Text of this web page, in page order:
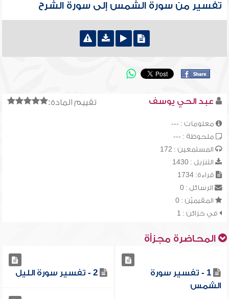
تفسير من سورة الشمس إلى سورة الشرح
تقييم المادة: عبد الحي يوسف
معلومات : ---
ملحوظة : ---
المستمعين : 172
التنزيل : 1430
قراءة: 1734
الرسائل : 0
المقيميّن : 0
في خزائن : 1
المحاضرة مجزأة
1 - تفسير سورة
الشمس
2 - تفسير سورة الليل